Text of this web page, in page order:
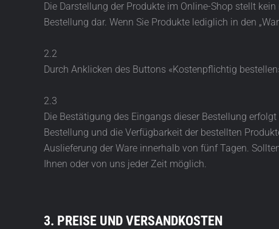
Die Darstellung der Produkte im Online-Shop stellt
Bestellung dar. Wenn Sie Produkte lediglich in den
2.2
Durch Anklicken des Buttons «Kostenpflichtig
2.3
Die Bestätigung des Eingangs dieser Bestellung
Bestellung und die Verfügbarkeit der bestellten
Auslieferung der Ware innerhalb von fünf Tagen.
Ihnen oder von uns jeder Zeit möglich.
3. PREISE UND VERSANDKOSTEN